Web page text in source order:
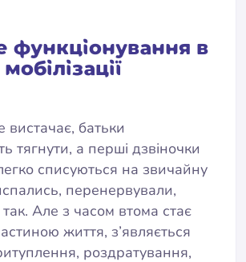
функціонування в
батьки
тягнути, а перші дзвіночки
списуються на звичайну
перенервували,
так. Але з часом втома стає
життя, з’являється
роздратування,